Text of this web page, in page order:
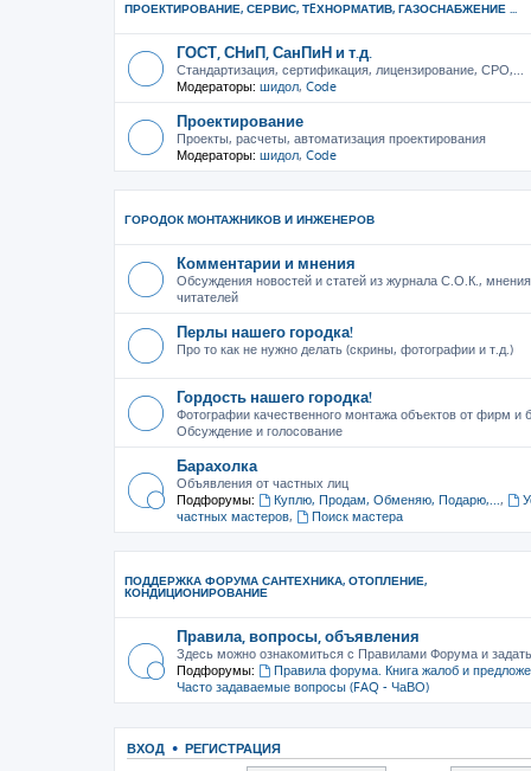
ПРОЕКТИРОВАНИЕ, СЕРВИС, ТEХНОРМАТИВ, ГАЗОСНАБЖЕНИЕ ...
ГОСТ, СНиП, СанПиН и т.д.
Стандартизация, сертификация, лицензирование, СРО,...
Модераторы: шидол, Code
Проектирование
Проекты, расчеты, автоматизация проектирования
Модераторы: шидол, Code
ГОРОДОК МОНТАЖНИКОВ И ИНЖЕНЕРОВ
Комментарии и мнения
Обсуждения новостей и статей из журнала С.О.К., мнения
читателей
Перлы нашего городка!
Про то как не нужно делать (скрины, фотографии и т.д.)
Гордость нашего городка!
Фотографии качественного монтажа объектов от фирм и
Обсуждение и голосование
Барахолка
Объявления от частных лиц
Подфорумы:
Куплю, Продам, Обменяю, Подарю,...,
частных мастеров, Поиск мастера
ПОДДЕРЖКА ФОРУМА САНТЕХНИКА, ОТОПЛЕНИЕ,
КОНДИЦИОНИРОВАНИЕ
Правила, вопросы, объявления
Здесь можно ознакомиться с Правилами Форума и
Подфорумы:
Правила форума. Книга жалоб и
Часто задаваемые вопросы (FAQ - ЧаВО)
ВХОД • РЕГИСТРАЦИЯ